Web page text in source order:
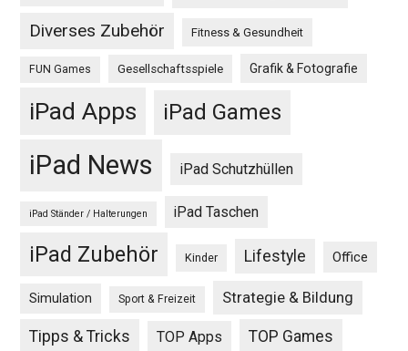
Diverses Zubehör Fitness & Gesundheit
FUN Games Gesellschaftsspiele Grafik & Fotografie
iPad Apps iPad Games
iPad News iPad Schutzhüllen
iPad Ständer / Halterungen iPad Taschen
iPad Zubehör Kinder Lifestyle Office
Simulation Sport & Freizeit Strategie & Bildung
Tipps & Tricks TOP Apps TOP Games